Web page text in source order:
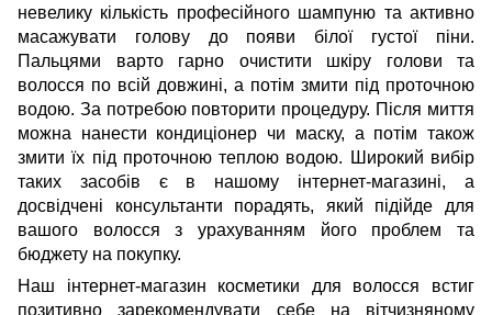
невелику кількість професійного шампуню та активно
масажувати голову до появи білої густої піни.
Пальцями варто гарно очистити шкіру голови та
волосся по всій довжині, а потім змити під проточною
водою. За потребою повторити процедуру. Після миття
можна нанести кондиціонер чи маску, а потім також
змити їх під проточною теплою водою. Широкий вибір
таких засобів є в нашому інтернет-магазині, а
досвідчені консультанти порадять, який підійде для
вашого волосся з урахуванням його проблем та
бюджету на покупку.
Наш інтернет-магазин косметики для волосся встиг
позитивно зарекомендувати себе на вітчизняному